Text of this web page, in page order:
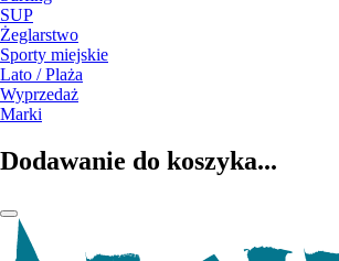
SUP
Żeglarstwo
Sporty miejskie
Lato / Plaża
Wyprzedaż
Marki
Dodawanie do koszyka...